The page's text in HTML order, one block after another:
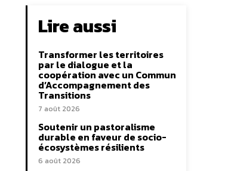
Lire aussi
Transformer les territoires
par le dialogue et la
coopération avec un Commun
d’Accompagnement des
Transitions
7 août 2026
Soutenir un pastoralisme
durable en faveur de socio-
écosystèmes résilients
6 août 2026